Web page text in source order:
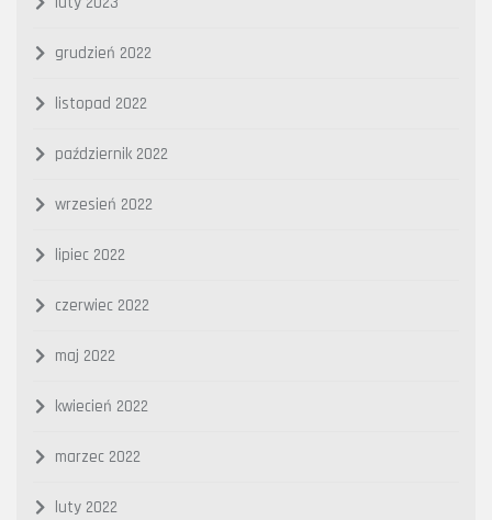
grudzień 2022
listopad 2022
październik 2022
wrzesień 2022
lipiec 2022
czerwiec 2022
maj 2022
kwiecień 2022
marzec 2022
luty 2022